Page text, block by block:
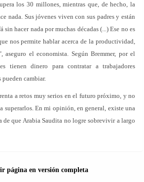
los 30 millones, mientras que, de hecho, la
nada. Sus jóvenes viven con sus padres y están
sin hacer nada por muchas décadas (...) Ese no es
nos permite hablar acerca de la productividad,
aseguro el economista. Según Bremmer, por el
tienen dinero para contratar a trabajadores
pueden cambiar.
a retos muy serios en el futuro próximo, y no
superarlos. En mi opinión, en general, existe una
de que Arabia Saudita no logre sobrevivir a largo
página en versión completa